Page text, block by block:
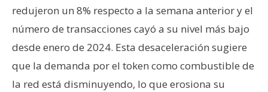
redujeron un 8% respecto a la semana anterior y el
número de transacciones cayó a su nivel más bajo
desde enero de 2024. Esta desaceleración sugiere
que la demanda por el token como combustible de
la red está disminuyendo, lo que erosiona su